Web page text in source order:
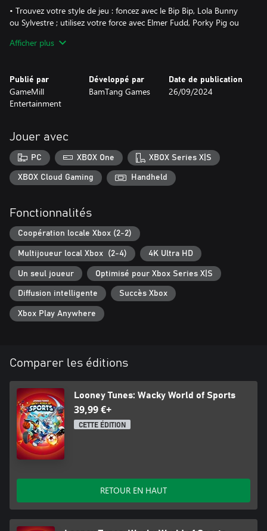
• Trouvez votre style de jeu : foncez avec le Bip Bip, Lola Bunny
ou Sylvestre ; utilisez votre force avec Elmer Fudd, Porky Pig ou
Coyote, Daffy Duck ou Bugs Bunny
• Plongez dans le Looney Universe : découvrez des niveaux
emblématiques comprenant le Galactic Outpost Delta, Porky’s
Woods, Martian Command Center, Granny’s House et bien
d'autres encore !
• Exploitez tout l'arsenal de la compagnie ACME : déstabilisez vos
adversaires de la manière la plus loufoque possible, mais prenez
garde aux chutes d'enclumes !
Afficher plus
Publié par
GameMill
Entertainment
Développé par
BamTang Games
Date de publication
26/09/2024
Jouer avec
PC XBOX One XBOX Series X|S
XBOX Cloud Gaming Handheld
Fonctionnalités
Coopération locale Xbox (2-2)
Multijoueur local Xbox (2-4) 4K Ultra HD
Un seul joueur Optimisé pour Xbox Series X|S
Diffusion intelligente Succès Xbox
Xbox Play Anywhere
Comparer les éditions
Looney Tunes: Wacky World of Sports
39,99 €+
CETTE ÉDITION
RETOUR EN HAUT